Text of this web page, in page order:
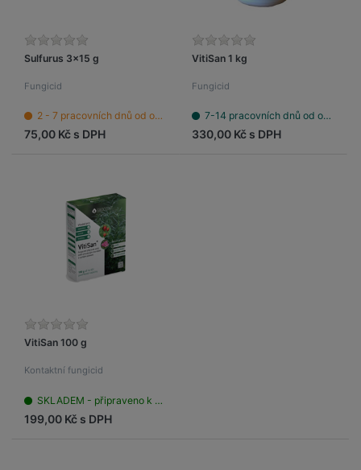
Sulfurus 3x15 g
Fungicid
2 - 7 pracovních dnů od objednání
75,00 Kč s DPH
VitiSan 1 kg
Fungicid
7-14 pracovních dnů od objednání
330,00 Kč s DPH
VitiSan 100 g
Kontaktní fungicid
SKLADEM - připraveno k odeslání
199,00 Kč s DPH